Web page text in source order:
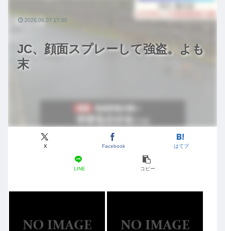
JC、顔面スプレーして強盗。よも
末
X Facebook はてブ
LINE コピー
2026.06.07 17:30